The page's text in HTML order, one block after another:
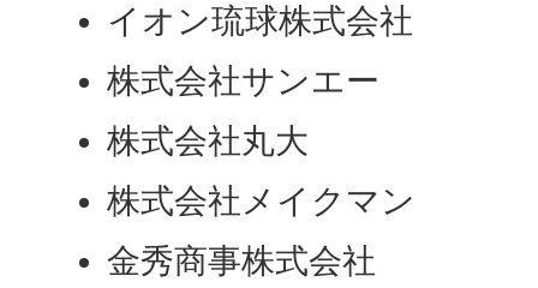
イオン琉球株式会社
株式会社サンエー
株式会社丸大
株式会社メイクマン
金秀商事株式会社